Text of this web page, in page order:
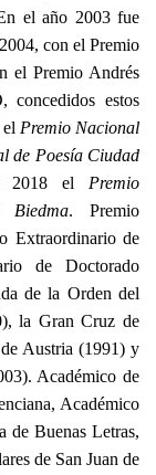
el año 2003 fue
con el Premio
el Premio Andrés
estos
Premio Nacional
de Poesía Ciudad
2018 el Premio
. Premio
Extraordinario de
de Doctorado
dela Orden del
la Gran Cruz de
de Austria (1991) y
Académico de
Académico
de Buenas Letras,
de San Juan de